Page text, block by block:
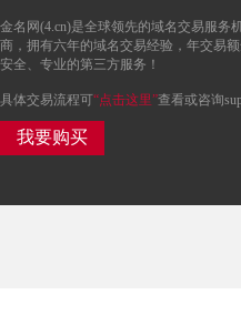
金名网(4.cn)是全球领先的域名交易服务
商，拥有六年的域名交易经验，年交易
安全、专业的第三方服务！
具体交易流程可“点击这里”查看或咨询
我要购买